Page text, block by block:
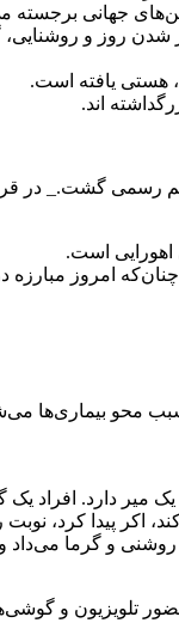
جهانی برجسته
روز و روشنایی،
هستی یافته است.
اند.
یلدا در عصر داریوش، داخل
اهورایی است.
امروز مبارزه در
محو بیماری‌ها
دارد. افراد یک
پیدا کرد، نوبت
و گرما می‌داد
تلویزیون و